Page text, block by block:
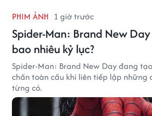
PHIM ẢNH 1 giờ trước
Spider-Man: Brand New
bao nhiêu kỷ lục?
Spider-Man: Brand New Day đang
chấn toàn cầu khi liên tiếp lập những
từng có.